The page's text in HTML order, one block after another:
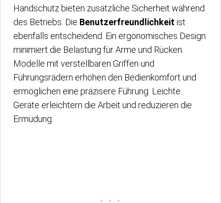
Handschutz bieten zusätzliche Sicherheit während
des Betriebs. Die Benutzerfreundlichkeit ist
ebenfalls entscheidend. Ein ergonomisches Design
minimiert die Belastung für Arme und Rücken.
Modelle mit verstellbaren Griffen und
Führungsrädern erhöhen den Bedienkomfort und
ermöglichen eine präzisere Führung. Leichte
Geräte erleichtern die Arbeit und reduzieren die
Ermüdung.